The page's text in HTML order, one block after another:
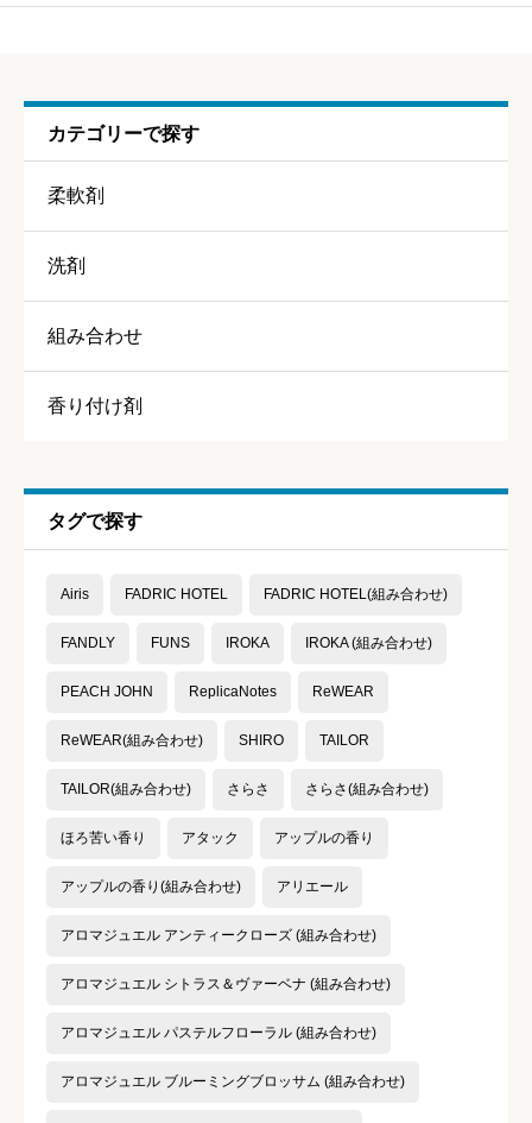
香り
星の数をお選びください

星の数をお選びください  
クチコミのタイトル
クチコミ内容 必須
カテゴリーで探す
柔軟剤
洗剤
組み合わせ
香り付け剤
タグで探す
Airis FADRIC HOTEL FADRIC HOTEL(組み合わせ)
FANDLY FUNS IROKA IROKA (組み合わせ)
PEACH JOHN ReplicaNotes ReWEAR
ReWEAR(組み合わせ) SHIRO TAILOR
TAILOR(組み合わせ) さらさ さらさ(組み合わせ)
ほろ苦い香り アタック アップルの香り
アップルの香り(組み合わせ) アリエール
アロマジュエル アンティークローズ (組み合わせ)
アロマジュエル シトラス＆ヴァーベナ (組み合わせ)
アロマジュエル パステルフローラル (組み合わせ)
アロマジュエル ブルーミングブロッサム (組み合わせ)